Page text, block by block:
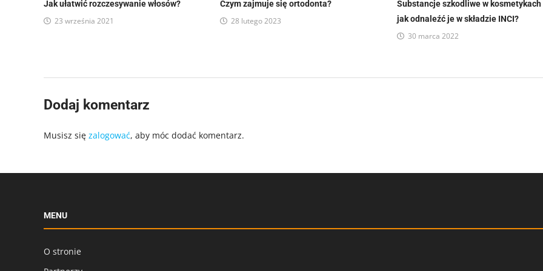
Jak ułatwić rozczesywanie włosów?
23 września 2021
Czym zajmuje się ortodonta?
28 lutego 2023
Substancje szkodliwe w kosmetykach
jak odnaleźć je w składzie INCI?
30 marca 2022
Dodaj komentarz
Musisz się zalogować, aby móc dodać komentarz.
MENU
O stronie